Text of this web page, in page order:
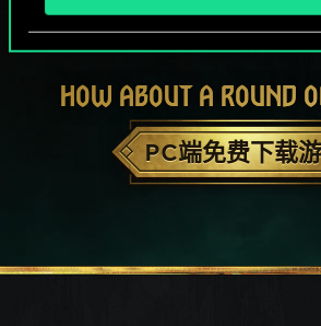
HOW ABOUT A ROUND
PC端免费下载